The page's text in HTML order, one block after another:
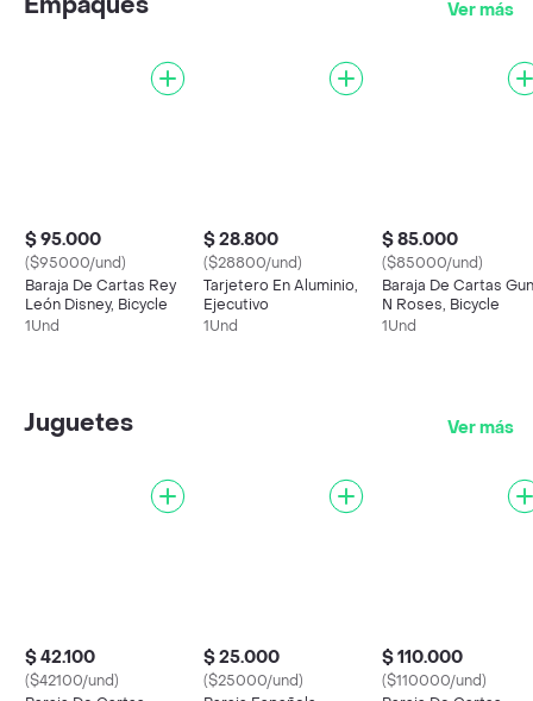
Ver más
$ 95.000
($95000/und)
Baraja De Cartas Rey
León Disney, Bicycle
1Und
$ 28.800
($28800/und)
Tarjetero En Aluminio,
Ejecutivo
1Und
$ 85.000
($85000/und)
Baraja De Cartas
N Roses, Bicycle
1Und
Juguetes Ver más
$ 42.100
($42100/und)
$ 25.000
($25000/und)
$ 110.000
($110000/und)